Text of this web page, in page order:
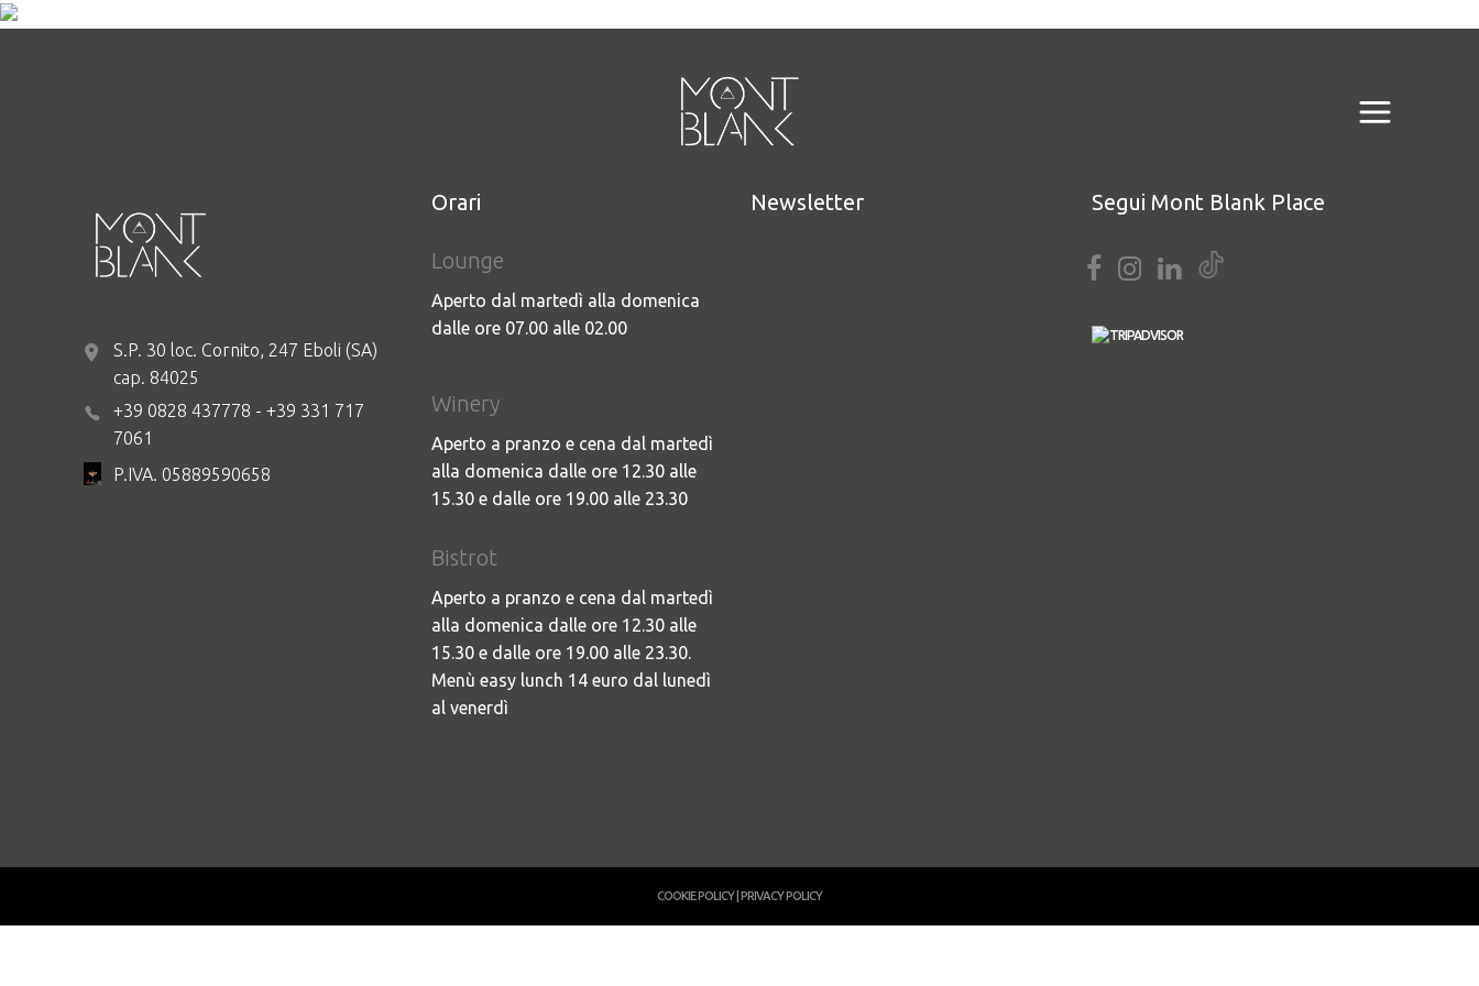
UNNAMED COCKTAIL
S.P. 30 loc. Cornito, 247 Eboli (SA)
cap. 84025
+39 0828 437778 - +39 331 717
7061
P.IVA. 05889590658
Orari
Lounge
Aperto dal martedì alla domenica
dalle ore 07.00 alle 02.00
Winery
Aperto a pranzo e cena dal martedì
alla domenica dalle ore 12.30 alle
15.30 e dalle ore 19.00 alle 23.30
Bistrot
Aperto a pranzo e cena dal martedì
alla domenica dalle ore 12.30 alle
15.30 e dalle ore 19.00 alle 23.30.
Menù easy lunch 14 euro dal lunedì
al venerdì
Newsletter Segui Mont Blank Place
COOKIE POLICY| PRIVACY POLICY